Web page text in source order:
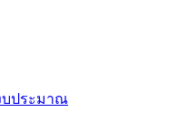
บประมาณ